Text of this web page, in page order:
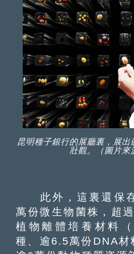
昆明種子銀行的展廳裏，展
壯觀。（圖片來
此外，這裏還保
萬份微生物菌株，超
植物離體培養材料
種、逾6.5萬份DNA